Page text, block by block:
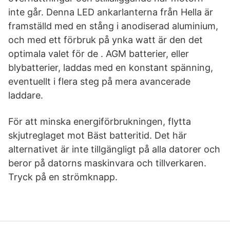
inte går. Denna LED ankarlanterna från Hella är
framställd med en stång i anodiserad aluminium,
och med ett förbruk på ynka watt är den det
optimala valet för de . AGM batterier, eller
blybatterier, laddas med en konstant spänning,
eventuellt i flera steg på mera avancerade
laddare.
För att minska energiförbrukningen, flytta
skjutreglaget mot Bäst batteritid. Det här
alternativet är inte tillgängligt på alla datorer och
beror på datorns maskinvara och tillverkaren.
Tryck på en strömknapp.